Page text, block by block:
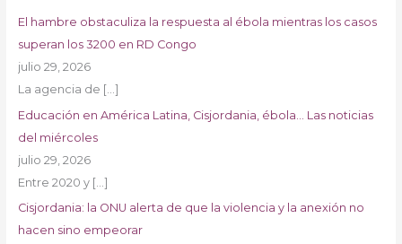
El hambre obstaculiza la respuesta al ébola mientras los casos
superan los 3200 en RD Congo
julio 29, 2026
La agencia de […]
Educación en América Latina, Cisjordania, ébola… Las noticias
del miércoles
julio 29, 2026
Entre 2020 y […]
Cisjordania: la ONU alerta de que la violencia y la anexión no
hacen sino empeorar